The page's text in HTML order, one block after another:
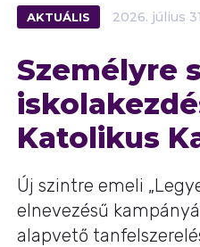
AKTUÁLIS 2026. július
Személyre
Katolikus
Új szintre emeli
elnevezésű
alapvető